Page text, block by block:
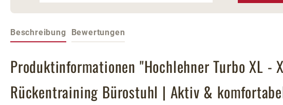
Beschreibung Bewertungen
Produktinformationen "Hochlehner Turbo XL -
Rückentraining Bürostuhl | Aktiv &